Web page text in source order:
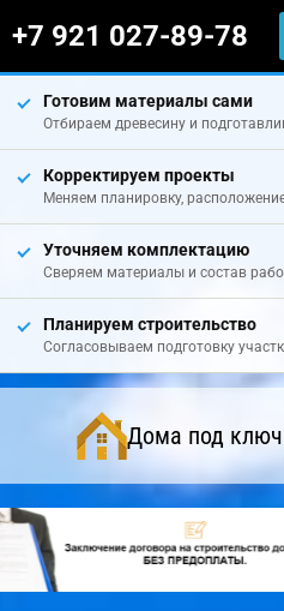
+7 921 027-89-78
Готовим материалы сами
Отбираем древесину и
Корректируем проекты
Меняем планировку,
Уточняем комплектацию
Сверяем материалы и состав
Планируем строительство
Согласовываем подготовку
Дома под ключ